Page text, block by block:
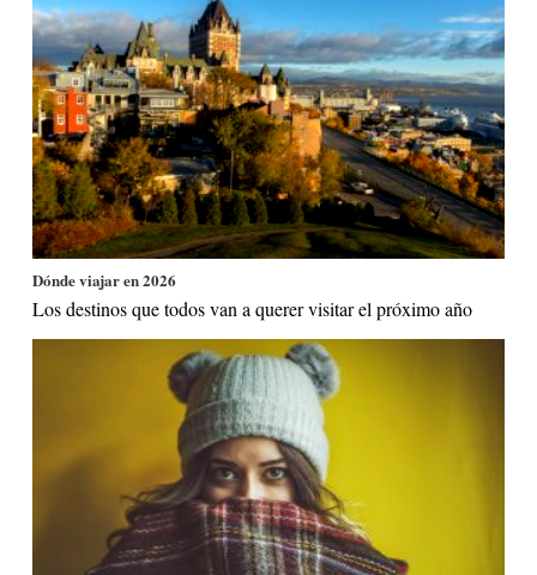
Dónde viajar en 2026
Los destinos que todos van a querer visitar el próximo año